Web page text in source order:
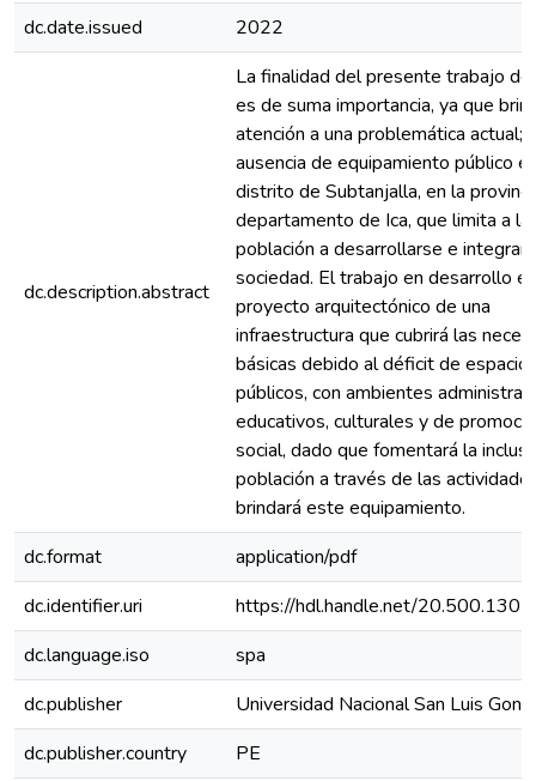
dc.date.issued
2022
dc.description.abstract
La finalidad del presente trabajo
es de suma importancia, ya que
atención a una problemática actual;
ausencia de equipamiento público
distrito de Subtanjalla, en la
departamento de Ica, que limita a la
población a desarrollarse e
sociedad. El trabajo en desarrollo
proyecto arquitectónico de una
infraestructura que cubrirá las
básicas debido al déficit de
públicos, con ambientes
educativos, culturales y de
social, dado que fomentará la
población a través de las
brindará este equipamiento.
dc.format
application/pdf
dc.identifier.uri
https://hdl.handle.net/
dc.language.iso
spa
dc.publisher
Universidad Nacional San Luis
dc.publisher.country
PE